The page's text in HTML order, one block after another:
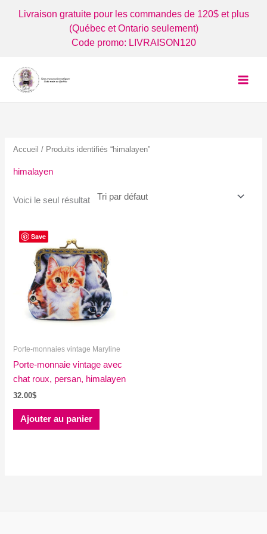
Livraison gratuite pour les commandes de 120$ et plus
(Québec et Ontario seulement)
Code promo: LIVRAISON120
Accueil / Produits identifiés “himalayen”
himalayen
Voici le seul résultat
Save
Porte-monnaies vintage Maryline
Porte-monnaie vintage avec
chat roux, persan, himalayen
32.00$
Ajouter au panier